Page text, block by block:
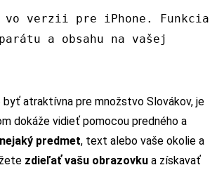
verzii pre iPhone. Funkcia
a obsahu na vašej
atraktívna pre množstvo Slovákov, je
dokáže vidieť pomocou predného a
predmet, text alebo vaše okolie a
zdieľať vašu obrazovku a získavať